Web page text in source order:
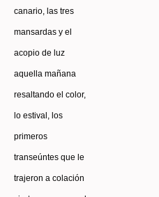
canario, las tres
mansardas y el
acopio de luz
aquella mañana
resaltando el color,
lo estival, los
primeros
transeúntes que le
trajeron a colación